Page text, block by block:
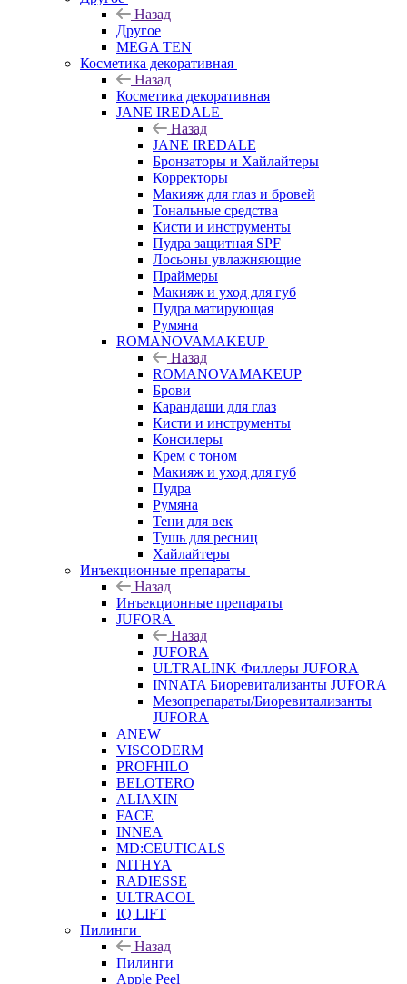
Назад
Другое
MEGA TEN
Косметика декоративная
Назад
Косметика декоративная
JANE IREDALE
Назад
JANE IREDALE
Бронзаторы и Хайлайтеры
Корректоры
Макияж для глаз и бровей
Тональные средства
Кисти и инструменты
Пудра защитная SPF
Лосьоны увлажняющие
Праймеры
Макияж и уход для губ
Пудра матирующая
Румяна
ROMANOVAMAKEUP
Назад
ROMANOVAMAKEUP
Брови
Карандаши для глаз
Кисти и инструменты
Консилеры
Крем с тоном
Макияж и уход для губ
Пудра
Румяна
Тени для век
Тушь для ресниц
Хайлайтеры
Инъекционные препараты
Назад
Инъекционные препараты
JUFORA
Назад
JUFORA
ULTRALINK Филлеры JUFORA
INNATA Биоревитализанты JUFORA
Мезопрепараты/Биоревитализанты
JUFORA
ANEW
VISCODERM
PROFHILO
BELOTERO
ALIAXIN
FACE
INNEA
MD:CEUTICALS
NITHYA
RADIESSE
ULTRACOL
IQ LIFT
Пилинги
Назад
Пилинги
Apple Peel